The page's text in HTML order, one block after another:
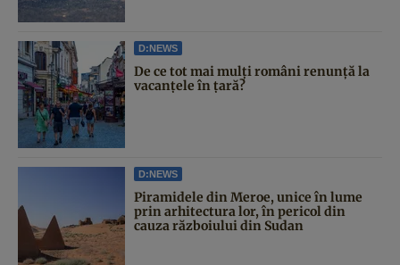
D:NEWS
De ce tot mai mulți români renunță la
vacanțele în țară?
D:NEWS
Piramidele din Meroe, unice în lume
prin arhitectura lor, în pericol din
cauza războiului din Sudan